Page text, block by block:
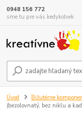
0948 156 772
sme tu pre vás kedykoľvek
Úvod Bižutérne
(bezolovnatý, bez niklu a